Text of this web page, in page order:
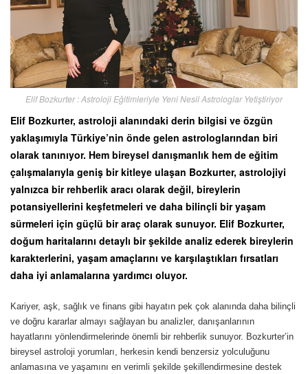
Elif Bozkurter : Astroloji Eğitimleriyle Yeni Nesil Astrologlar Yetiştiriyor
Elif Bozkurter, astroloji alanındaki derin bilgisi ve özgün
yaklaşımıyla Türkiye’nin önde gelen astrologlarından biri
olarak tanınıyor. Hem bireysel danışmanlık hem de eğitim
çalışmalarıyla geniş bir kitleye ulaşan Bozkurter, astrolojiyi
yalnızca bir rehberlik aracı olarak değil, bireylerin
potansiyellerini keşfetmeleri ve daha bilinçli bir yaşam
sürmeleri için güçlü bir araç olarak sunuyor. Elif Bozkurter,
doğum haritalarını detaylı bir şekilde analiz ederek bireylerin
karakterlerini, yaşam amaçlarını ve karşılaştıkları fırsatları
daha iyi anlamalarına yardımcı oluyor.
Kariyer, aşk, sağlık ve finans gibi hayatın pek çok alanında daha bilinçli
ve doğru kararlar almayı sağlayan bu analizler, danışanlarının
hayatlarını yönlendirmelerinde önemli bir rehberlik sunuyor. Bozkurter’in
bireysel astroloji yorumları, herkesin kendi benzersiz yolculuğunu
anlamasına ve yaşamını en verimli şekilde şekillendirmesine destek